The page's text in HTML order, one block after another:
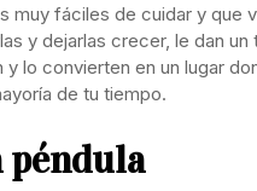
muy fáciles de cuidar y que
y dejarlas crecer, le dan un
y lo convierten en un lugar
de tu tiempo.
péndula